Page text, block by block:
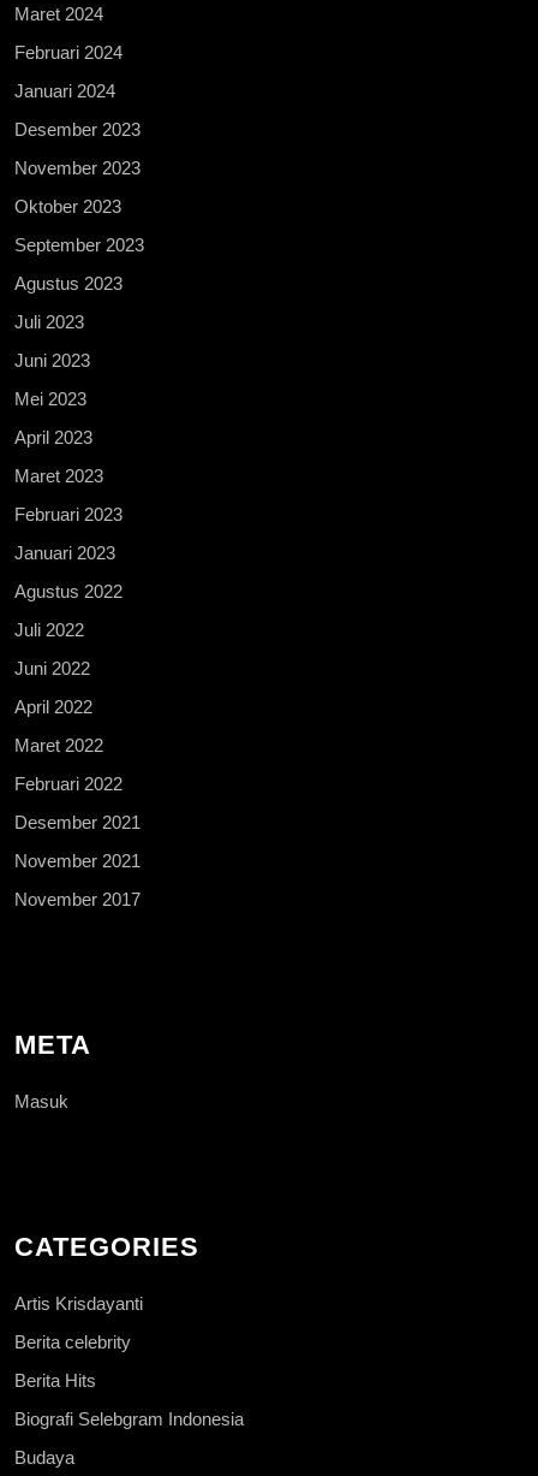
Maret 2024
Februari 2024
Januari 2024
Desember 2023
November 2023
Oktober 2023
September 2023
Agustus 2023
Juli 2023
Juni 2023
Mei 2023
April 2023
Maret 2023
Februari 2023
Januari 2023
Agustus 2022
Juli 2022
Juni 2022
April 2022
Maret 2022
Februari 2022
Desember 2021
November 2021
November 2017
META
Masuk
CATEGORIES
Artis Krisdayanti
Berita celebrity
Berita Hits
Biografi Selebgram Indonesia
Budaya